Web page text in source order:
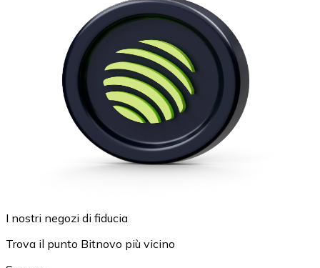
I nostri negozi di fiducia
Trova il punto Bitnovo più vicino